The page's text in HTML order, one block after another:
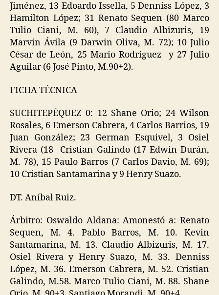
Jiménez, 13 Edoardo Issella, 5 Denniss López, 3
Hamilton López; 31 Renato Sequen (80 Marco
Tulio Ciani, M. 60), 7 Claudio Albizuris, 19
Marvin Ávila (9 Darwin Oliva, M. 72); 10 Julio
César de León, 25 Mario Rodríguez y 27 Julio
Aguilar (6 José Pinto, M.90+2).
FICHA TÉCNICA
SUCHITEPÉQUEZ 0: 12 Shane Orio; 24 Wilson
Rosales, 6 Emerson Cabrera, 4 Carlos Barrios, 19
Juan González; 23 German Esquivel, 3 Osiel
Rivera (18 Cristian Galindo (17 Edwin Durán,
M. 78), 15 Paulo Barros (7 Carlos Davio, M. 69);
10 Cristian Santamarina y 9 Henry Suazo.
DT. Aníbal Ruiz.
Árbitro: Oswaldo Aldana: Amonestó a: Renato
Sequen, M. 4. Pablo Barros, M. 10. Kevin
Santamarina, M. 13. Claudio Albizuris, M. 17.
Osiel Rivera y Henry Suazo, M. 33. Denniss
López, M. 36. Emerson Cabrera, M. 52. Cristian
Galindo, M.58. Marco Tulio Ciani, M. 88. Shane